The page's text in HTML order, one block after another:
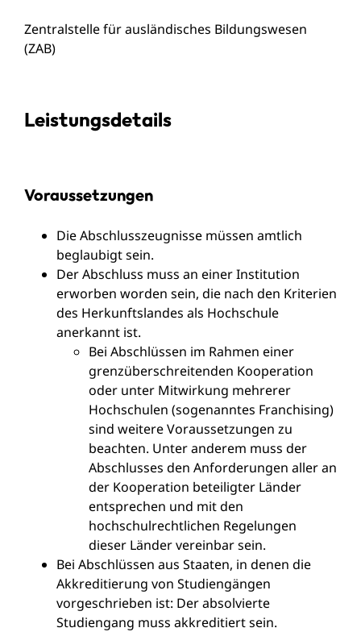
Zentralstelle für ausländisches Bildungswesen
(ZAB)
Leistungsdetails
Voraussetzungen
Die Abschlusszeugnisse müssen amtlich
beglaubigt sein.
Der Abschluss muss an einer Institution
erworben worden sein, die nach den Kriterien
des Herkunftslandes als Hochschule
anerkannt ist.
Bei Abschlüssen im Rahmen einer
grenzüberschreitenden Kooperation
oder unter Mitwirkung mehrerer
Hochschulen (sogenanntes Franchising)
sind weitere Voraussetzungen zu
beachten. Unter anderem muss der
Abschlusses den Anforderungen aller an
der Kooperation beteiligter Länder
entsprechen und mit den
hochschulrechtlichen Regelungen
dieser Länder vereinbar sein.
Bei Abschlüssen aus Staaten, in denen die
Akkreditierung von Studiengängen
vorgeschrieben ist: Der absolvierte
Studiengang muss akkreditiert sein.